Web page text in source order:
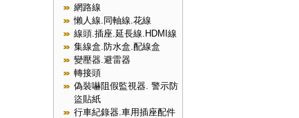
網路線
懶人線.同軸線.花線
線頭.插座.延長線.HDMI線
集線盒.防水盒.配線盒
變壓器.避雷器
轉接頭
偽裝嚇阻假監視器. 警示防
盜貼紙
行車紀錄器.車用插座配件